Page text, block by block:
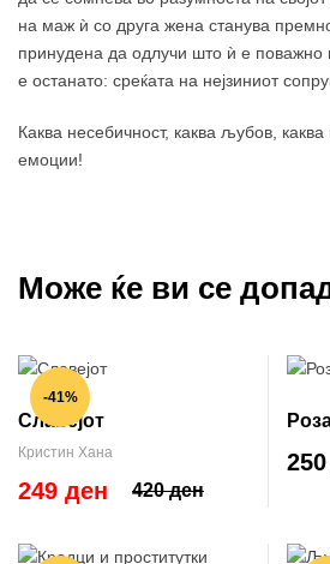
на маж ѝ со друга жена станува
принудена да одлучи што ѝ е поважно
е останато: среќата на нејзиниот
Каква несебичност, каква љубов, каква
емоции!
Може ќе ви се
-41%
Славејот
Кристин Хана
420 ден
249 ден